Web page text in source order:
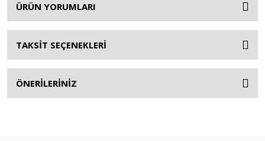
ÜRÜN YORUMLARI
TAKSİT SEÇENEKLERİ
ÖNERİLERİNİZ